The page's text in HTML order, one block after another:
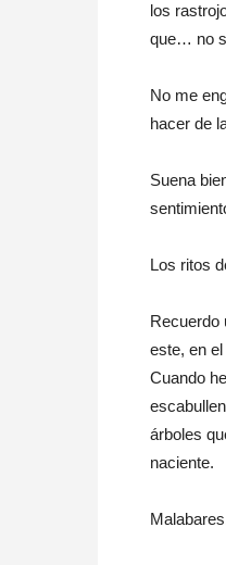
los
que… no
No me
hacer de
Suena
Los ritos
Recuerdo
este, en
Cuando
árboles
naciente.